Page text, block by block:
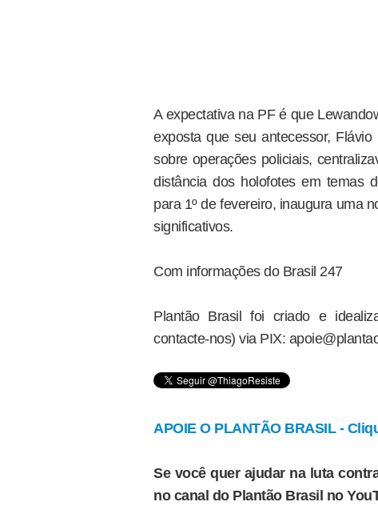
A expectativa na PF é que
exposta que seu antecessor,
sobre operações policiais,
distância dos holofotes em temas
para 1º de fevereiro, inaugura uma
significativos.
Com informações do Brasil 247
Plantão Brasil foi criado e
contacte-nos) via PIX:
APOIE O PLANTÃO BRASIL -
Se você quer ajudar na luta
no canal do Plantão Brasil no